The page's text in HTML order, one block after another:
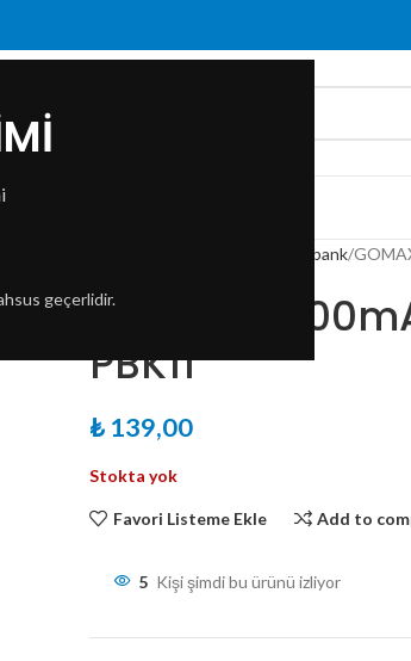
geçerlidir.
Powerbank
GOMAX
PBK11
₺139,00
Stokta yok
Favori Listeme Ekle Add to
5 Kişi şimdi bu ürünü izliyor